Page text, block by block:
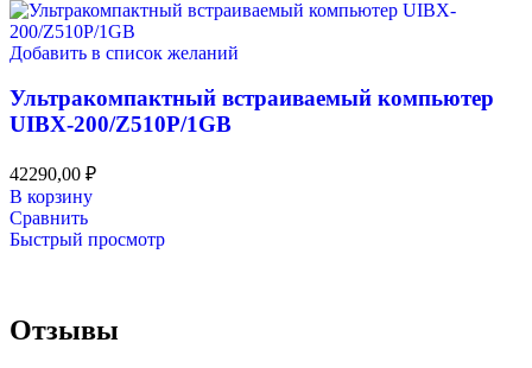
Добавить в список желаний
Ультракомпактный встраиваемый компьютер
UIBX-200/Z510P/1GB
42290,00 ₽
В корзину
Сравнить
Быстрый просмотр
Отзывы